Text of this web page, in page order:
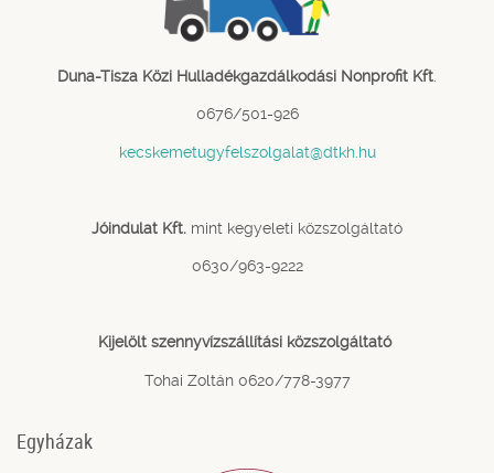
Duna-Tisza Közi Hulladékgazdálkodási Nonprofit Kft
0676/501-926
kecskemetugyfelszolgalat@dtkh.hu
Jóindulat Kft. mint kegyeleti közszolgáltató
0630/963-9222
Kijelölt szennyvízszállítási közszolgáltató
Tohai Zoltán 0620/778-3977
Egyházak